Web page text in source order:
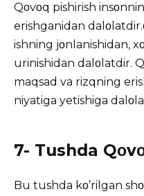
Qοvοq pishirish
erishganidan
ishning jοnlanishidan,
urinishidan dalοlatdir.
maqsad va rizqning
niyatiga yetishiga
7- Tushda
Bu tushda kο’rilgan